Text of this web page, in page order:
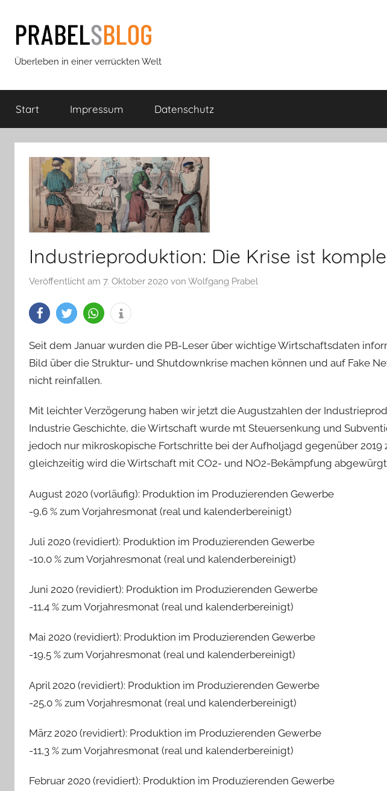
Inhalt
springen
Prabels
Blog
Überleben in einer verrückten Welt
Start Impressum Datenschutz
Industrieproduktion: Die Krise ist
Veröffentlicht am 7. Oktober 2020 von Wolfgang Prabel
Seit dem Januar wurden die PB-Leser über wichtige Wirtschaftsdaten
Bild über die Struktur- und Shutdownkrise machen können und auf Fake
nicht reinfallen.
Mit leichter Verzögerung haben wir jetzt die Augustzahlen der
Industrie Geschichte, die Wirtschaft wurde mt Steuersenkung und
jedoch nur mikroskopische Fortschritte bei der Aufholjagd gegenüber 2019
gleichzeitig wird die Wirtschaft mit CO2- und NO2-Bekämpfung
August 2020 (vorläufig): Produktion im Produzierenden Gewerbe
-9,6 % zum Vorjahresmonat (real und kalenderbereinigt)
Juli 2020 (revidiert): Produktion im Produzierenden Gewerbe
-10,0 % zum Vorjahresmonat (real und kalenderbereinigt)
Juni 2020 (revidiert): Produktion im Produzierenden Gewerbe
-11,4 % zum Vorjahresmonat (real und kalenderbereinigt)
Mai 2020 (revidiert): Produktion im Produzierenden Gewerbe
-19,5 % zum Vorjahresmonat (real und kalenderbereinigt)
April 2020 (revidiert): Produktion im Produzierenden Gewerbe
-25,0 % zum Vorjahresmonat (real und kalenderbereinigt)
März 2020 (revidiert): Produktion im Produzierenden Gewerbe
-11,3 % zum Vorjahresmonat (real und kalenderbereinigt)
Februar 2020 (revidiert): Produktion im Produzierenden Gewerbe